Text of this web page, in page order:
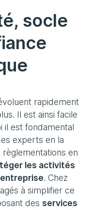
socle
rapidement
Il est ainsi facile
il est fondamental
experts en la
en
les activités
. Chez
à simplifier ce
des services